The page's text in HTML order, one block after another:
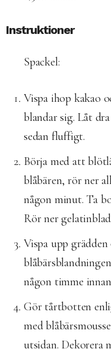
Instruktioner
Spackel:
Vispa ihop kakao
blandar sig. Låt
sedan fluffigt.
Börja med att
blåbären, rör ner
någon minut. Ta
Rör ner
Vispa upp
någon timme
Gör tårtbotten
med
utsidan. Dekorera